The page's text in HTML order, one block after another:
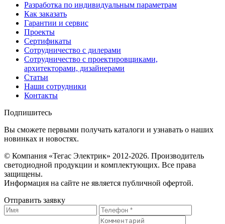
Разработка по индивидуальным параметрам
Как заказать
Гарантии и сервис
Проекты
Сертификаты
Сотрудничество с дилерами
Сотрудничество с проектировщиками,
архитекторами, дизайнерами
Статьи
Наши сотрудники
Контакты
Подпишитесь
Вы сможете первыми получать каталоги и узнавать о наших
новинках и новостях.
© Компания «Тегас Электрик» 2012-2026. Производитель
светодиодной продукции и комплектующих. Все права
защищены.
Информация на сайте не является публичной офертой.
Отправить заявку